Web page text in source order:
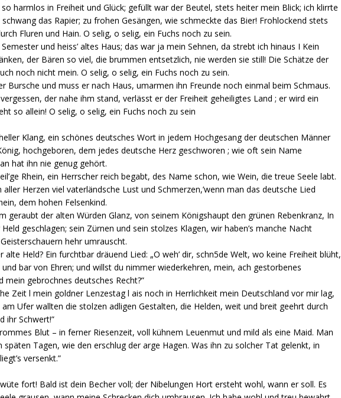
so harmlos in Freiheit und Glück; gefüllt war der Beutel, stets heiter mein Blick; ich klirrte
das Rapier; zu frohen Gesängen, wie schmeckte das Bier! Frohlockend stets
Fluren und Hain. O selig, o selig, ein Fuchs noch zu sein.
Semester und heiss’ altes Haus; das war ja mein Sehnen, da strebt ich hinaus I Kein
der Bären so viel, die brummen entsetzlich, nie werden sie still! Die Schätze der
noch nicht mein. O selig, o selig, ein Fuchs noch zu sein.
Bursche und muss er nach Haus, umarmen ihn Freunde noch einmal beim Schmaus.
der nahe ihm stand, verlässt er der Freiheit geheiligtes Land ; er wird ein
so allein! O selig, o selig, ein Fuchs noch zu sein
Klang, ein schönes deutsches Wort in jedem Hochgesang der deutschen Männer
hochgeboren, dem jedes deutsche Herz geschworen ; wie oft sein Name
hat ihn nie genug gehört.
Rhein, ein Herrscher reich begabt, des Name schon, wie Wein, die treue Seele labt.
aller Herzen viel vaterländsche Lust und Schmerzen,’wenn man das deutsche Lied
dem hohen Felsenkind.
geraubt der alten Würden Glanz, von seinem Königshaupt den grünen Rebenkranz, In
geschlagen; sein Zürnen und sein stolzes Klagen, wir haben’s manche Nacht
hehr umrauscht.
alte Held? Ein furchtbar dräuend Lied: „O weh’ dir, schn5de Welt, wo keine Freiheit blüht,
bar von Ehren; und willst du nimmer wiederkehren, mein, ach gestorbenes
mein gebrochnes deutsches Recht?”
Zeit l mein goldner Lenzestag l ais noch in Herrlichkeit mein Deutschland vor mir lag,
Ufer wallten die stolzen adligen Gestalten, die Helden, weit und breit geehrt durch
ihr Schwert!”
Blut – in ferner Riesenzeit, voll kühnem Leuenmut und mild als eine Maid. Man
späten Tagen, wie den erschlug der arge Hagen. Was ihn zu solcher Tat gelenkt, in
versenkt.”
fort! Bald ist dein Becher voll; der Nibelungen Hort ersteht wohl, wann er soll. Es